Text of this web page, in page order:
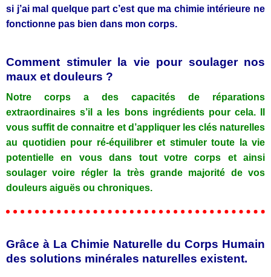
si j’ai mal quelque part c’est que ma chimie intérieure ne
fonctionne pas bien dans mon corps.
Comment stimuler la vie pour soulager nos
maux et douleurs ?
Notre corps a des capacités de réparations
extraordinaires s’il a les bons ingrédients pour cela. Il
vous suffit de connaitre et d’appliquer les clés naturelles
au quotidien pour ré-équilibrer et stimuler toute la vie
potentielle en vous dans tout votre corps et ainsi
soulager voire régler la très grande majorité de vos
douleurs aiguës ou chroniques.
Grâce à La Chimie Naturelle du Corps Humain
des solutions minérales naturelles existent.